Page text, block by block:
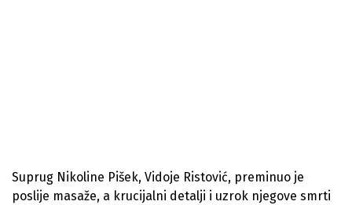
Suprug Nikoline Pišek, Vidoje Ristović, preminuo je
poslije masaže, a krucijalni detalji i uzrok njegove smrti